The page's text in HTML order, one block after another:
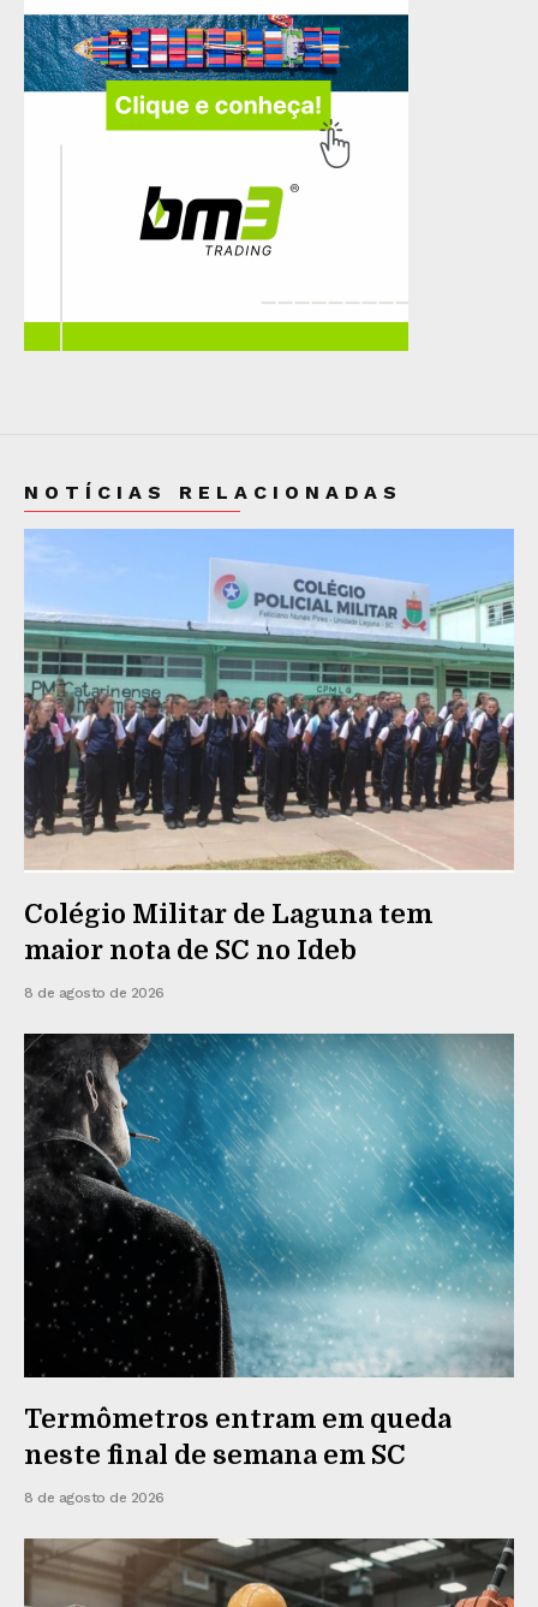
NOTÍCIAS RELACIONADAS
Colégio Militar de Laguna tem
maior nota de SC no Ideb
8 de agosto de 2026
Termômetros entram em queda
neste final de semana em SC
8 de agosto de 2026